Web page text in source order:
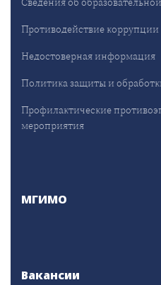
Противодействие коррупции
Недостоверная информация
Политика защиты и
Профилактические
мероприятия
МГИМО
Вакансии